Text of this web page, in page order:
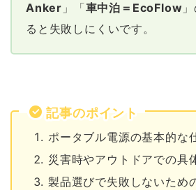
Anker 」「車中泊＝EcoFlow
ると失敗しにくいです。
記事のポイント
ポータブル電源の基本的な
災害時やアウトドアでの具
製品選びで失敗しないため